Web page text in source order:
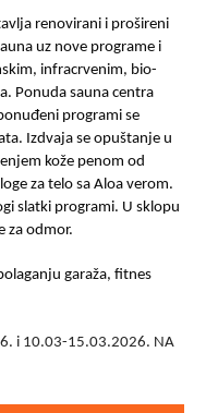
renovirani i prošireni
uz nove programe i
infracrvenim, bio-
Ponuda sauna centra
programi se
Izdvaja se opuštanje u
kože penom od
za telo sa Aloa verom.
slatki programi. U sklopu
za odmor.
garaža, fitnes
i 10.03-15.03.2026. NA